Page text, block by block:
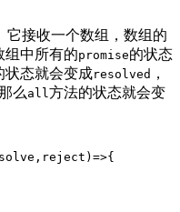
它接收一个数组，数组的
组中所有的promise的状态
状态就会变成resolved ，
么 all 方法的状态就会变
)=>{